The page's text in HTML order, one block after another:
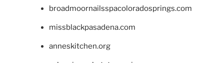
broadmoornailsspacoloradosprings.com
missblackpasadena.com
anneskitchen.org